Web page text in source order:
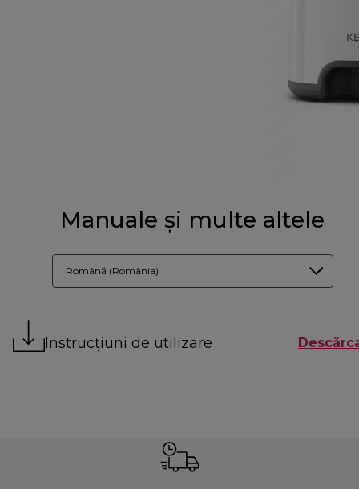
Manuale și multe altele
Română (România)
Instrucțiuni de utilizare